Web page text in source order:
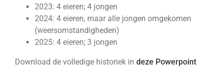
2023: 4 eieren; 4 jongen
2024: 4 eieren, maar alle jongen omgekomen
(weersomstandigheden)
2025: 4 eieren; 3 jongen
Download de volledige historiek in deze Powerpoint